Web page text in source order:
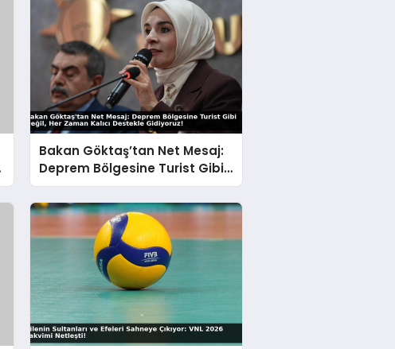
Bakan Göktaş’tan Net Mesaj:
Deprem Bölgesine Turist Gibi
Değil, Her Zaman Kalıcı
Destekle Gidiyoruz!